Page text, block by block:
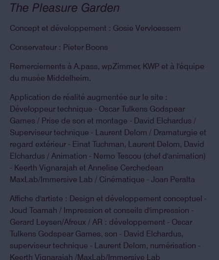
The Pleasure Garden
Concept et développement : Gosie Vervloessem
Conservateur : Pieter Boons
Remerciements à A.pass, wpZimmer, KWP et à l'équipe
du musée Middelheim.
Application de réalité augmentée sur le site :
Développeur technique - Oscar Tulkens Godspear
Games / Prise de son et montage - David Elchardus /
Superviseur technique - Laurent Delom / Dramaturgie et
regard extérieur - Einat Tuchman, Laurent Delom, David
Elchardus / Animation - Nemo Tescou (chef d'animation)
- Keerth Vignarajah et Annelise Cerchedean
MaxLab/Immersive Lab / Cinématique - Joan Peralta
Affiche d'artiste : Design et développement conceptuel -
Joud Toamah / Impression et conseils d'impression -
Gerard Leysen/Afreux / AR : développement - Oscar
Tulkens Godspear Games, son - David Elchardus,
superviseur technique - Laurent Delom, numérisation -
Keerth Vignarajah /MaxLab/Immersive Lab